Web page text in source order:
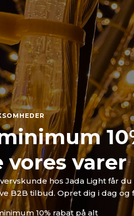
vores varer
hos Jada Light får
B2B tilbud. Opret dig i dag og
10% rabat på alt